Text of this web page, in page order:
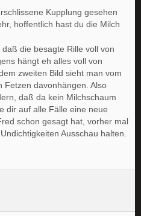
Kupplung gesehen
hoffentlich hast du die Milch
die besagte Rille voll von
hängt eh alles voll von
zweiten Bild sieht man vom
Fetzen davonhängen. Also
daß da kein Milchschaum
dir auf alle Fälle eine neue
schon gesagt hat, vorher mal
Ausschau halten.